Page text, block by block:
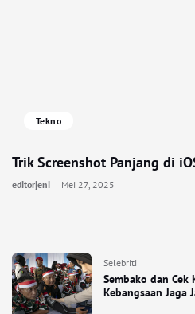
Selebriti
Sembako dan Cek
Kebangsaan Jaga
Tekno
Trik Screenshot Panjang di
editorjeni Mei 27, 2025